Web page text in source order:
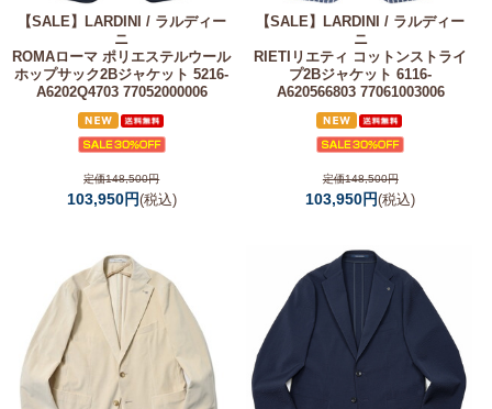
【SALE】
LARDINI / ラルディー
ニ
ROMAローマ ポリエステルウール
ホップサック2Bジャケット 5216-
A6202Q4703 77052000006
定価148,500円
103,950円(税込)
【SALE】
LARDINI / ラルディー
ニ
RIETIリエティ コットンストライ
プ2Bジャケット 6116-
A620566803 77061003006
定価148,500円
103,950円(税込)